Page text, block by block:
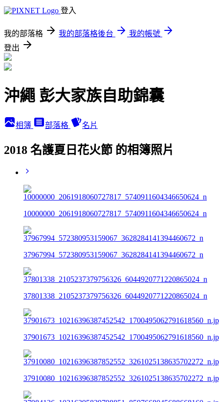
登入
我的部落格 我的部落格後台
我的帳號
登出
沖繩 彭大家族自助錦囊
相簿 部落格 名片
2018 名護夏日花火節 的相簿照片
10000000_2061918060727817_5740911604346650624_n
37967994_572380953159067_3628284141394460672_n
37801338_2105237379756326_6044920771220865024_n